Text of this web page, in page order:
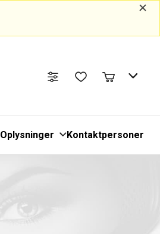
Oplysninger Kontaktpersoner